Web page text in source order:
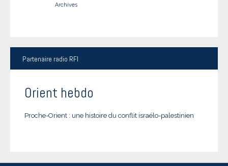
Archives
Partenaire radio RFI
Orient hebdo
Proche-Orient : une histoire du conflit israélo-palestinien